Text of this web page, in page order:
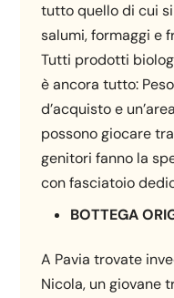
tutto quello di cui
salumi, formaggi e
Tutti prodotti
è ancora tutto:
d’acquisto e
possono giocare
genitori fanno la
con fasciatoio
BOTTEGA
A Pavia trovate
Nicola, un giovane